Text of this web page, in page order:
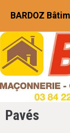
BARDOZ
Pavés